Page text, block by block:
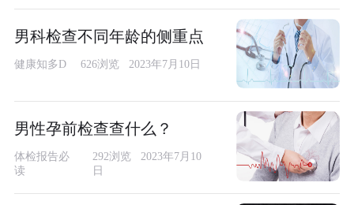
男科检查不同年龄的侧重点
健康知多D 626浏览 2023年7月10日
男性孕前检查查什么？
体检报告必
读
292浏览 2023年7月10
日